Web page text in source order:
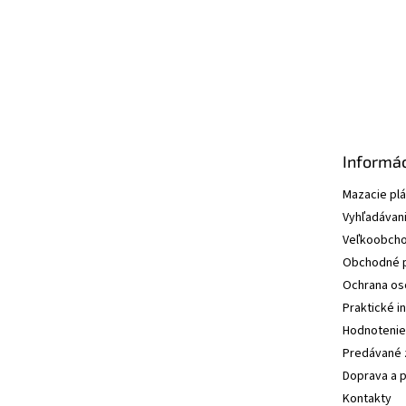
Mazacie
Obchodné
Ochrana
Praktické
Predávané
Doprava a
Kontakty